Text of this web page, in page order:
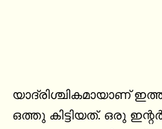
യാദ്രിശ്ചികമായാണ്
ഒത്തു കിട്ടിയത്. ഒരു